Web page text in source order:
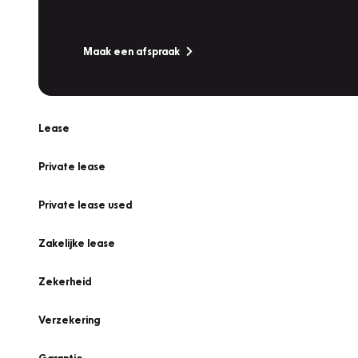
Maak een afspraak
Lease
Private lease
Private lease used
Zakelijke lease
Zekerheid
Verzekering